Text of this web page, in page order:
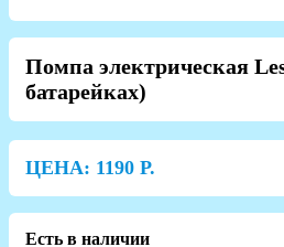
Помпа электрическая
батарейках)
ЦЕНА: 1190 Р.
Есть в наличии